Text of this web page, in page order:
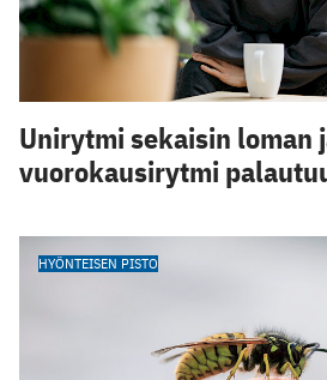
Unirytmi sekaisin loman
vuorokausirytmi
HYÖNTEISEN PISTO